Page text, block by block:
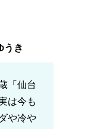
うき
「仙台
は今も
や冷や